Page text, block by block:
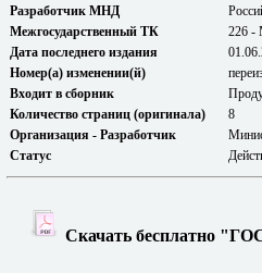
Разработчик МНД
Межгосударственный ТК
226 -
Дата последнего издания
Номер(а) изменении(й)
Входит в сборник
Количество страниц (оригинала)
8
Организация - Разработчик
Статус
Скачать бесплатно